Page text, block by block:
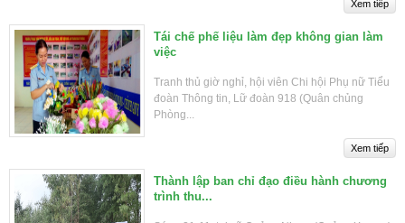
Tái chế phế liệu làm đẹp không gian làm
việc
Tranh thủ giờ nghỉ, hội viên Chi hội Phụ nữ Tiểu
đoàn Thông tin, Lữ đoàn 918 (Quân chủng
Phòng...
Thành lập ban chỉ đạo điều hành chương
trình thu...